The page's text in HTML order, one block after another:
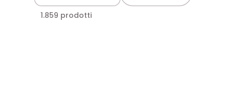
1.859 prodotti